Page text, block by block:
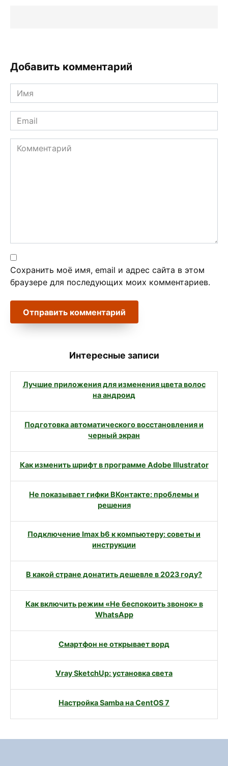
Добавить комментарий
Имя
*
Email
*
Комментарий
Сохранить моё имя, email и адрес сайта в этом
браузере для последующих моих комментариев.
Интересные записи
Лучшие приложения для изменения цвета волос
на андроид
Подготовка автоматического восстановления и
черный экран
Как изменить шрифт в программе Adobe Illustrator
Не показывает гифки ВКонтакте: проблемы и
решения
Подключение Imax b6 к компьютеру: советы и
инструкции
В какой стране донатить дешевле в 2023 году?
Как включить режим «Не беспокоить звонок» в
WhatsApp
Смартфон не открывает ворд
Vray SketchUp: установка света
Настройка Samba на CentOS 7